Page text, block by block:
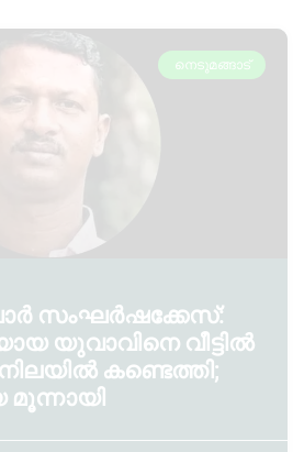
നെടുമങ്ങാട്
സംഘർഷക്കേസ്:
യുവാവിനെ വീട്ടിൽ
നിലയിൽ കണ്ടെത്തി;